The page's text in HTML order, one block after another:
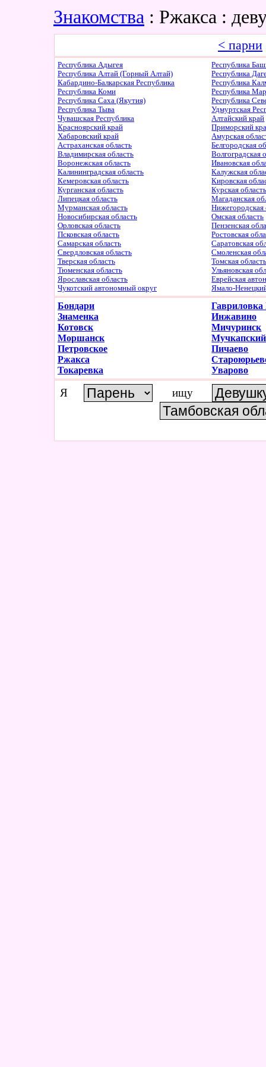
Знакомства : Ржакса :
< парни
Республика Адыгея
Республика
Республика Алтай (Горный Алтай)
Республика
Кабардино-Балкарская Республика
Республика
Республика Коми
Республика
Республика Саха (Якутия)
Республика
Республика Тыва
Удмуртская
Чувашская Республика
Алтайский край
Красноярский край
Приморский
Хабаровский край
Амурская
Астраханская область
Белгородская
Владимирская область
Волгоградская
Воронежская область
Ивановская
Калининградская область
Калужская
Кемеровская область
Кировская
Курганская область
Курская
Липецкая область
Магаданская
Мурманская область
Нижегородская
Новосибирская область
Омская область
Орловская область
Пензенская
Псковская область
Ростовская
Самарская область
Саратовская
Свердловская область
Смоленская
Тверская область
Томская
Тюменская область
Ульяновская
Ярославская область
Еврейская
Чукотский автономный округ
Ямало-
Бондари
Гавриловка
Знаменка
Инжавино
Котовск
Мичуринск
Моршанск
Мучкапский
Петровское
Пичаево
Ржакса
Токаревка
Уварово
Я ищу